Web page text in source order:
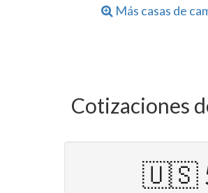
Más casas de
Cotizaciones
🇺🇸